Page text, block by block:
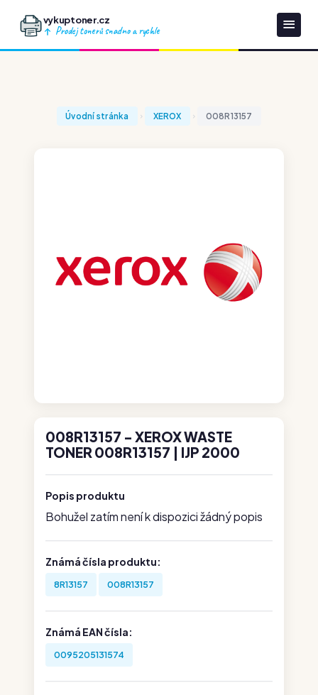
vykuptoner.cz
Prodej tonerů snadno a rychle
Úvodní stránka XEROX 008R13157
008R13157 - XEROX WASTE
TONER 008R13157 | IJP 2000
Popis produktu
Bohužel zatím není k dispozici žádný popis
Známá čísla produktu:
8R13157 008R13157
Známá EAN čísla:
0095205131574